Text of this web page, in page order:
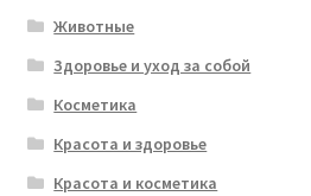
Животные
Здоровье и уход за собой
Косметика
Красота и здоровье
Красота и косметика